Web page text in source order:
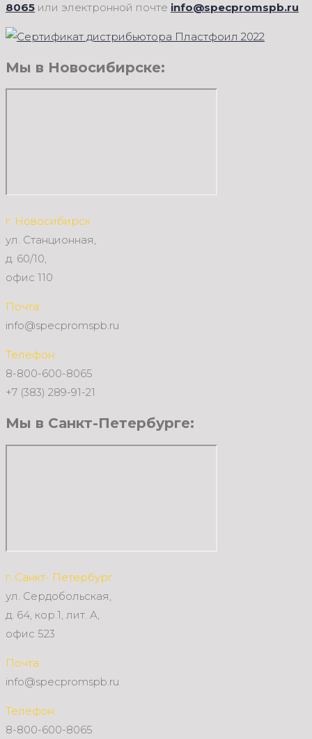
8065 или электронной почте info@specpromspb.ru
Мы в Новосибирске:
г. Новосибирск
ул. Станционная,
д. 60/10,
офис 110
Почта:
info@specpromspb.ru
Телефон:
8-800-600-8065
+7 (383) 289-91-21
Мы в Санкт-Петербурге:
г. Санкт- Петербург
ул. Сердобольская,
д. 64, кор.1, лит. А,
офис 523
Почта:
info@specpromspb.ru
Телефон:
8-800-600-8065